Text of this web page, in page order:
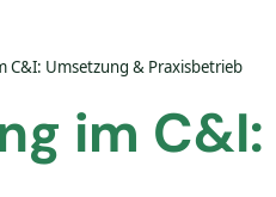
C&I: Umsetzung & Praxisbetrieb
im